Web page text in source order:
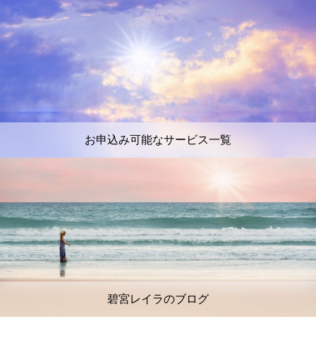
お申込み可能なサービス一覧
碧宮レイラのブログ